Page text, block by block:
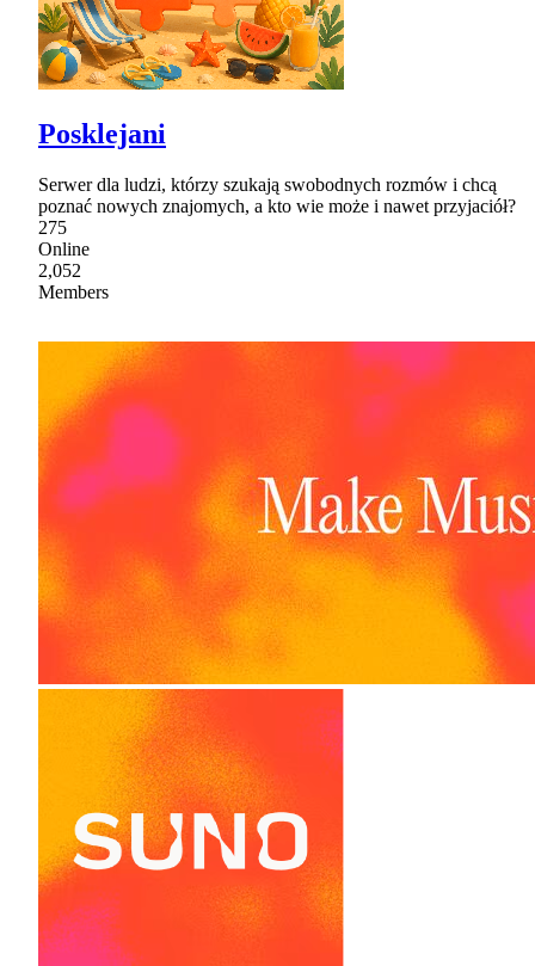
Posklejani
Serwer dla ludzi, którzy szukają swobodnych rozmów i chcą
poznać nowych znajomych, a kto wie może i nawet przyjaciół?
275
Online
2,052
Members